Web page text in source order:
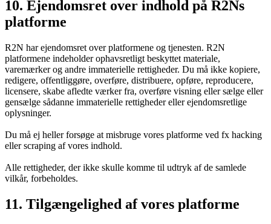
10. Ejendomsret over indhold på R2Ns
platforme
R2N har ejendomsret over platformene og tjenesten. R2N
platformene indeholder ophavsretligt beskyttet materiale,
varemærker og andre immaterielle rettigheder. Du må ikke kopiere,
redigere, offentliggøre, overføre, distribuere, opføre, reproducere,
licensere, skabe afledte værker fra, overføre visning eller sælge eller
gensælge sådanne immaterielle rettigheder eller ejendomsretlige
oplysninger.
Du må ej heller forsøge at misbruge vores platforme ved fx hacking
eller scraping af vores indhold.
Alle rettigheder, der ikke skulle komme til udtryk af de samlede
vilkår, forbeholdes.
11. Tilgængelighed af vores platforme